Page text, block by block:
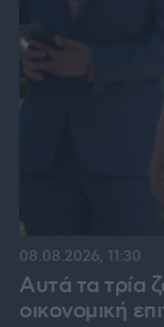
Αυτά τα τρία
οικονομική
08.08.2026, 11:30